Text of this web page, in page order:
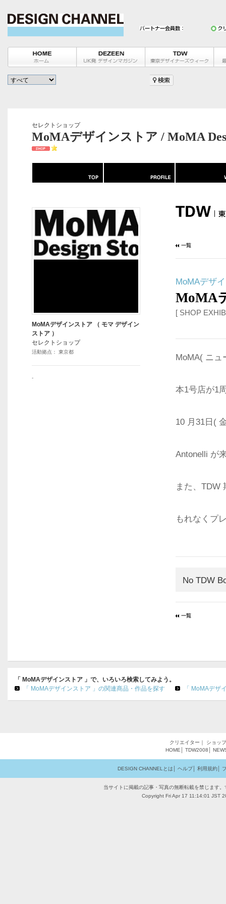
セレクトショップ
MoMAデザインストア / MoMA
MoMAデザ
MoMA
[ SHOP
MoMA( ニュ
本1号店が1
10 月31日(
Antonelli が
また、TDW
もれなくプ
No TDW
MoMAデザインストア （ モマ デザイン
ストア ）
セレクトショップ
活動拠点： 東京都
-
「 MoMAデザインストア 」で、いろいろ検索してみよう。
「 MoMAデザインストア 」の関連商品・作品を探す
「 MoMAデザ
クリエイター ｜ ショップ
HOME
TDW2008
DESIGN CHANNELとは ヘルプ│ 利用規約│
当サイトに掲載の記事・写真の無断転載を禁じます
Copyright Fri Apr 17 11:14:01 JST